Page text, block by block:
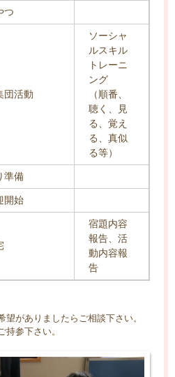
つ
団活動
ソーシャ
ルスキル
トレーニ
ング
（順番、
聴く、見
る、覚え
る、真似
る等）
準備
開始
宿題内容
報告、活
動内容報
告
がありましたらご相談下さい。
参下さい。